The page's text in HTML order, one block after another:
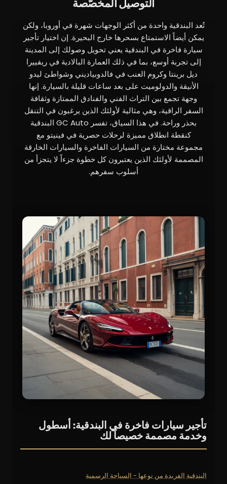
التوصيل المخصّصة
تُعد البندقية واحدة من أكثر الوجهات شهرة في أوروبا، ولكن
يمكن أيضاً الاستمتاع بسحرها خارج البحيرة. إن اختيار تأجير
سيارة فاخرة في البندقية يعني تحويل وصولك إلى المدينة
إلى تجربة أوسع، بما في ذلك العمارة البالادية في ريفييرا
ديل برينتا وكروم العنب في فالدوبياديني وشواطئ ليدو
الأنيقة والدولوميت على بعد ساعات قليلة بالسيارة. إنها
وجهة تجمع بين التراث الفني والفنادق الممتازة وثقافة
السفر الراقية، وهي مثالية لأولئك الذين يرغبون في التنقل
بحذر وراحة. في هذا السياق، تفسر GC Auto البندقية
كنقطة انطلاق مميزة لرحلات حصرية في فينيتو مع
مجموعة مختارة من السيارات الفاخرة والسيارات الخارقة
المصممة لأولئك الذين يعتبرون كل خطوة جزءاً لا يتجزأ من
أسلوب سفرهم.
تأجير سيارات فاخرة في البندقية: أسطول
وخدمة مصممة خصيصاً لك
البندقية الفريدة من نوعها - السياحة الرسمية